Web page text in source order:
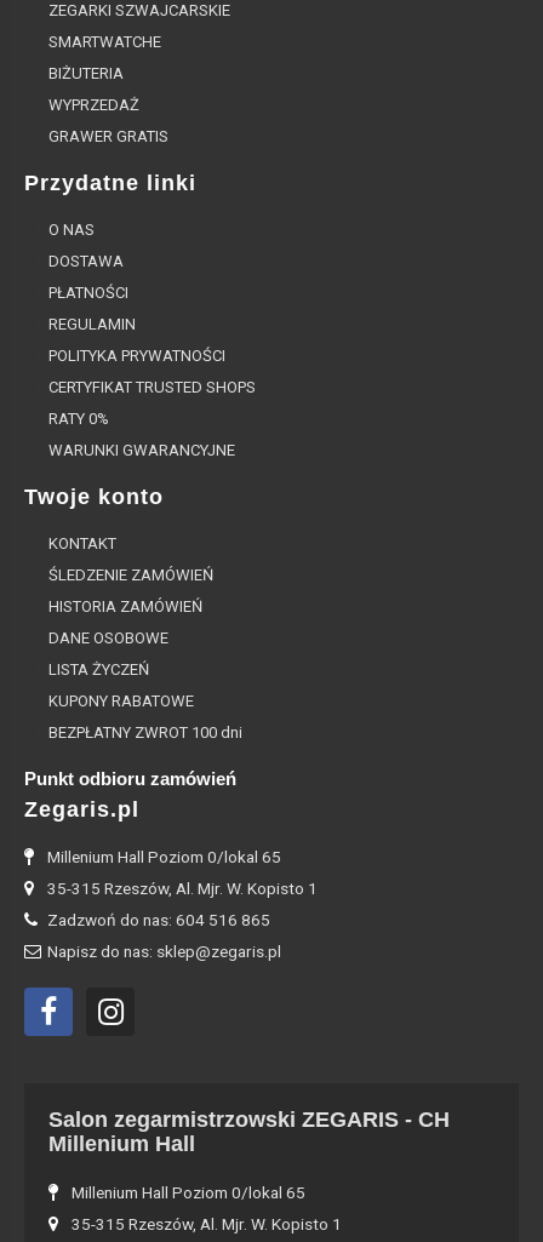
ZEGARKI SZWAJCARSKIE
SMARTWATCHE
BIŻUTERIA
WYPRZEDAŻ
GRAWER GRATIS
Przydatne linki
O NAS
DOSTAWA
PŁATNOŚCI
REGULAMIN
POLITYKA PRYWATNOŚCI
CERTYFIKAT TRUSTED SHOPS
RATY 0%
WARUNKI GWARANCYJNE
Twoje konto
KONTAKT
ŚLEDZENIE ZAMÓWIEŃ
HISTORIA ZAMÓWIEŃ
DANE OSOBOWE
LISTA ŻYCZEŃ
KUPONY RABATOWE
BEZPŁATNY ZWROT 100 dni
Punkt odbioru zamówień
Zegaris.pl
Millenium Hall Poziom 0/lokal 65
35-315 Rzeszów, Al. Mjr. W. Kopisto 1
Zadzwoń do nas: 604 516 865
Napisz do nas: sklep@zegaris.pl
Salon zegarmistrzowski ZEGARIS - CH
Millenium Hall
Millenium Hall Poziom 0/lokal 65
35-315 Rzeszów, Al. Mjr. W. Kopisto 1